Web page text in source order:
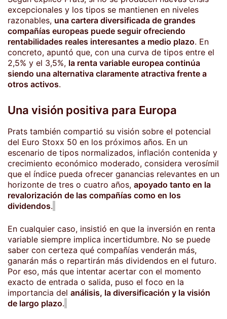
excepcionales y los tipos se mantienen en niveles
razonables, una cartera diversificada de grandes
compañías europeas puede seguir ofreciendo
rentabilidades reales interesantes a medio plazo. En
concreto, apuntó que, con una curva de tipos entre el
2,5% y el 3,5%, la renta variable europea continúa
siendo una alternativa claramente atractiva frente a
otros activos.
Una visión positiva para Europa
Prats también compartió su visión sobre el potencial
del Euro Stoxx 50 en los próximos años. En un
escenario de tipos normalizados, inflación contenida y
crecimiento económico moderado, considera verosímil
que el índice pueda ofrecer ganancias relevantes en un
horizonte de tres o cuatro años, apoyado tanto en la
revalorización de las compañías como en los
dividendos.
En cualquier caso, insistió en que la inversión en renta
variable siempre implica incertidumbre. No se puede
saber con certeza qué compañías venderán más,
ganarán más o repartirán más dividendos en el futuro.
Por eso, más que intentar acertar con el momento
exacto de entrada o salida, puso el foco en la
importancia del análisis, la diversificación y la visión
de largo plazo.